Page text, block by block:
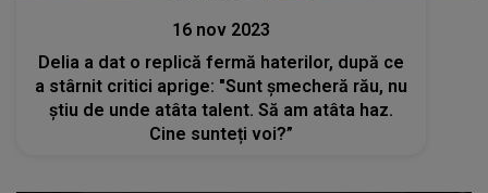
16 nov 2023
Delia a dat o replică fermă haterilor, după ce
a stârnit critici aprige: "Sunt șmecheră rău, nu
știu de unde atâta talent. Să am atâta haz.
Cine sunteți voi?”